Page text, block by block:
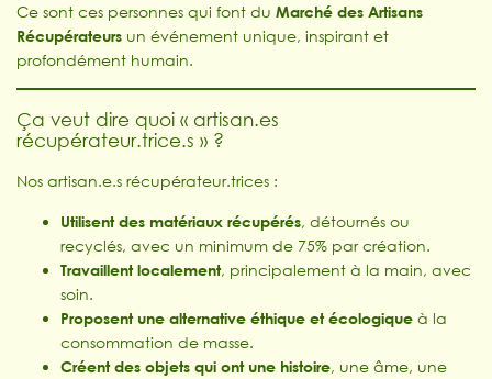
Ce sont ces personnes qui font duMarché des Artisans
Récupérateurs un événement unique, inspirant et
profondément humain.
Ça veut dire quoi « artisan.es
récupérateur.trice.s » ?
Nos artisan.e.s récupérateur.trices :
Utilisent des matériaux récupérés, détournés ou
recyclés, avec un minimum de 75% par création.
Travaillent localement, principalement à la main, avec
soin.
Proposent une alternative éthique et écologique à la
consommation de masse.
Créent des objets qui ont une histoire, une âme, une